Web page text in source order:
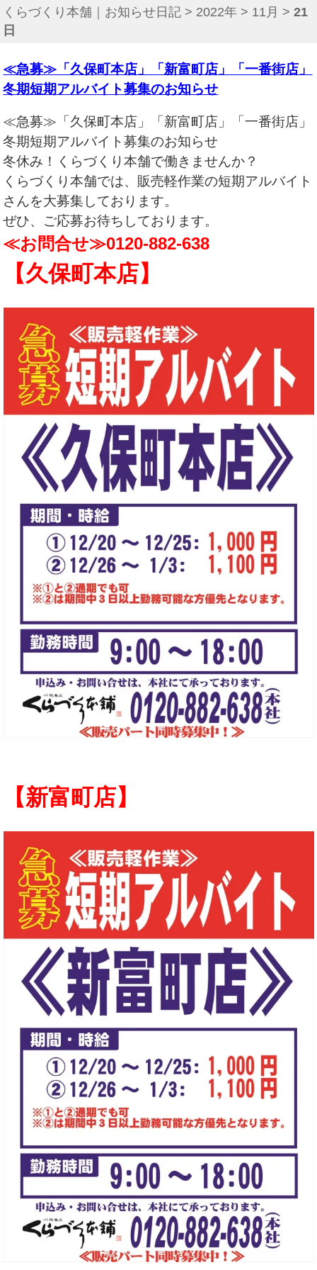
くらづくり本舗｜お知らせ日記 > 2022年 > 11月 >21
日
≪急募≫「久保町本店」「新富町店」「一番街店」
冬期短期アルバイト募集のお知らせ
≪急募≫「久保町本店」「新富町店」「一番街店」
冬期短期アルバイト募集のお知らせ
冬休み！くらづくり本舗で働きませんか？
くらづくり本舗では、販売軽作業の短期アルバイト
さんを大募集しております。
ぜひ、ご応募お待ちしております。
≪お問合せ≫0120-882-638
【久保町本店】
【新富町店】